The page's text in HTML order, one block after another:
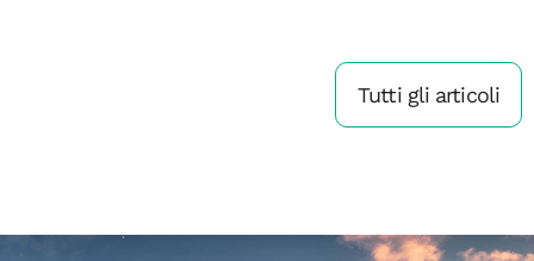
Tutti gli articoli